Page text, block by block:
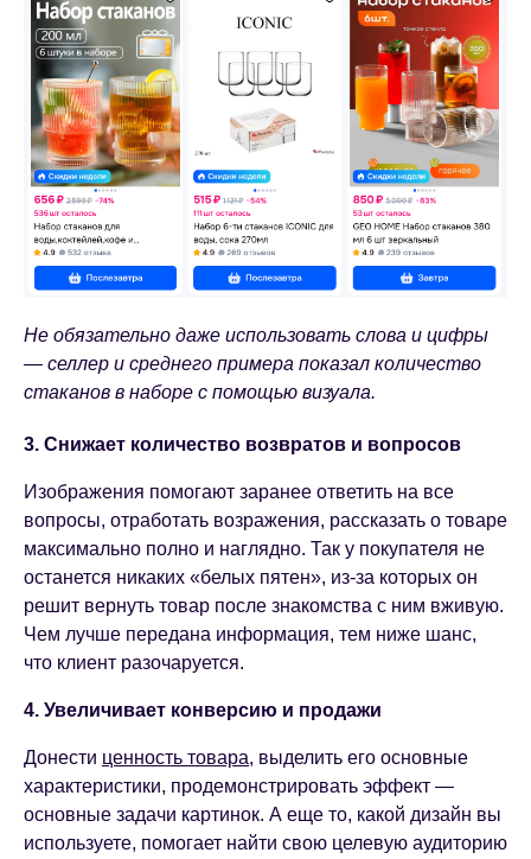
Не обязательно даже использовать слова и цифры
— селлер и среднего примера показал количество
стаканов в наборе с помощью визуала.
3. Снижает количество возвратов и вопросов
Изображения помогают заранее ответить на все
вопросы, отработать возражения, рассказать о товаре
максимально полно и наглядно. Так у покупателя не
останется никаких «белых пятен», из-за которых он
решит вернуть товар после знакомства с ним вживую.
Чем лучше передана информация, тем ниже шанс,
что клиент разочаруется.
4. Увеличивает конверсию и продажи
Донести ценность товара, выделить его основные
характеристики, продемонстрировать эффект —
основные задачи картинок. А еще то, какой дизайн вы
используете, помогает найти свою целевую аудиторию